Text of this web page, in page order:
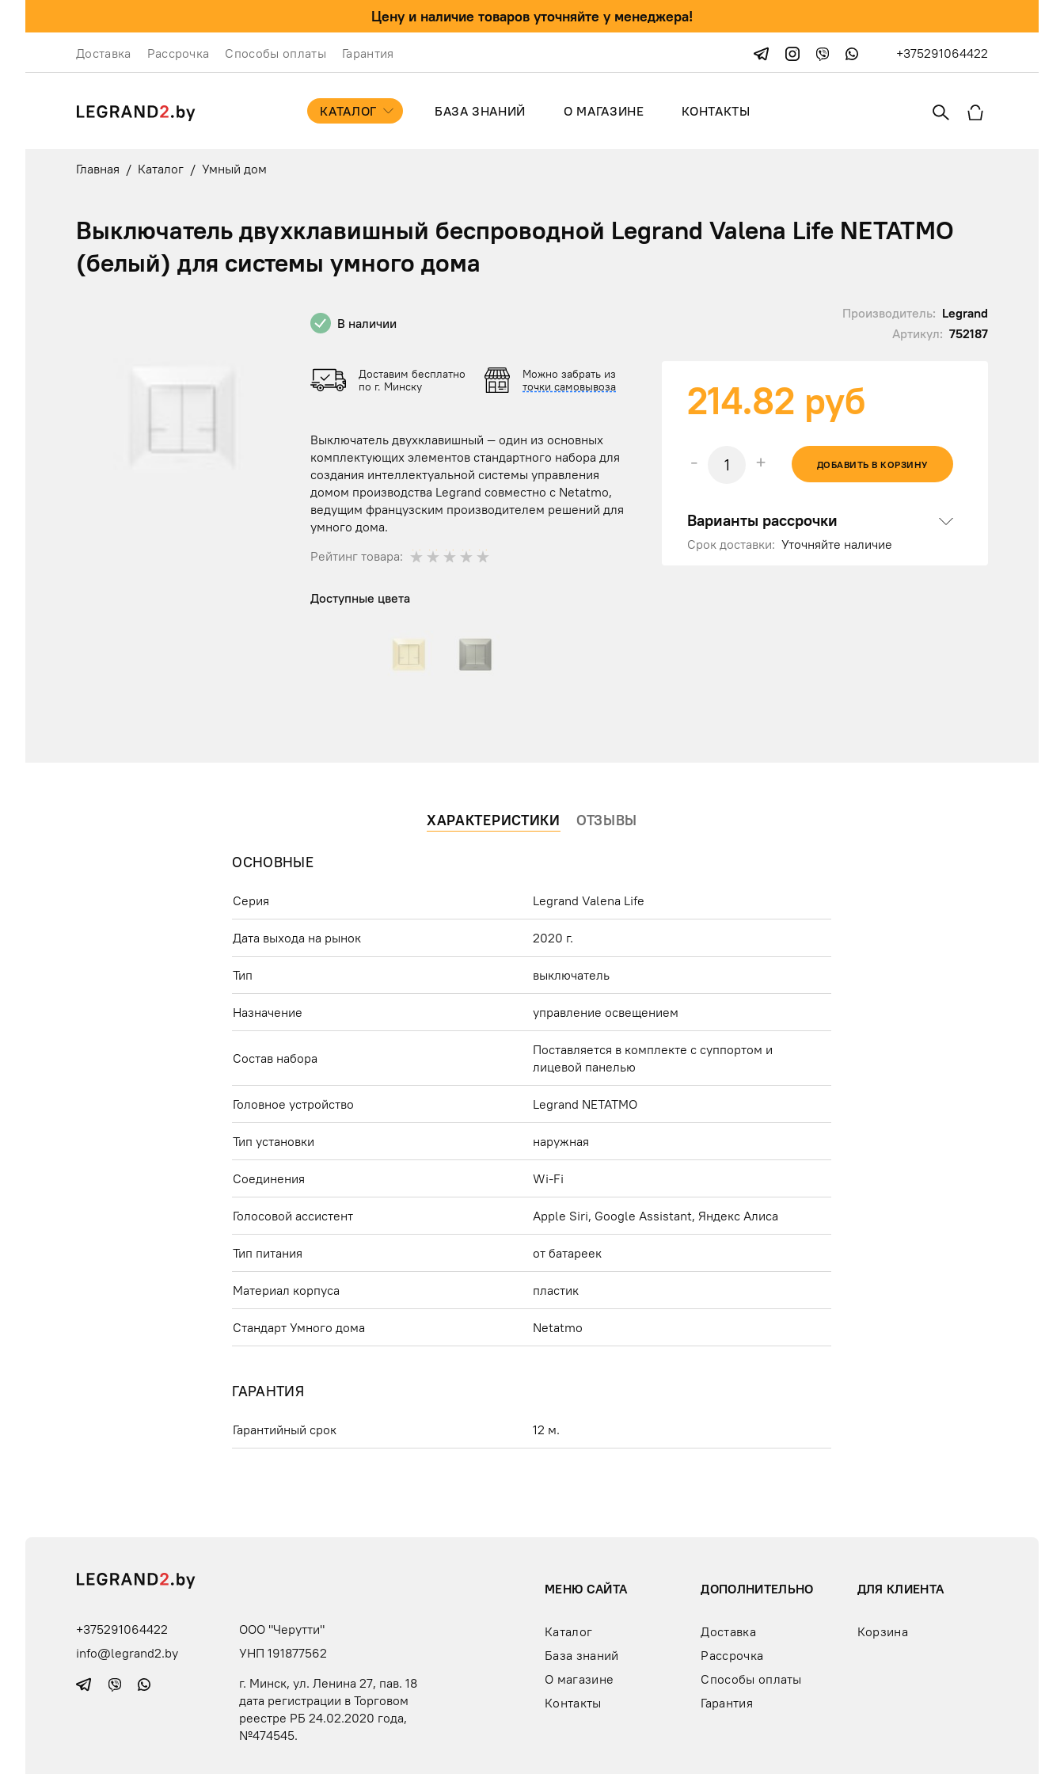
Цену и наличие товаров уточняйте у менеджера!
Доставка Рассрочка Способы оплаты Гарантия +375291064422
КАТАЛОГ БАЗА ЗНАНИЙ О МАГАЗИНЕ КОНТАКТЫ
Главная / Каталог / Умный дом
Выключатель двухклавишный беспроводной Legrand Valena Life NETATMO
(белый) для системы умного дома
В наличии
Производитель: Legrand
Артикул: 752187
Доставим бесплатно
по г. Минску
Можно забрать из
точки самовывоза
Выключатель двухклавишный — один из основных
комплектующих элементов стандартного набора для
создания интеллектуальной системы управления
домом производства Legrand совместно с Netatmo,
ведущим французским производителем решений для
умного дома.
Рейтинг товара:
Доступные цвета
214.82 руб
- + ДОБАВИТЬ В КОРЗИНУ
Варианты рассрочки
Срок доставки: Уточняйте наличие
ХАРАКТЕРИСТИКИ ОТЗЫВЫ
ОСНОВНЫЕ
Серия Legrand Valena Life
Дата выхода на рынок 2020 г.
Тип выключатель
Назначение управление освещением
Состав набора
Поставляется в комплекте с суппортом и
лицевой панелью
Головное устройство Legrand NETATMO
Тип установки наружная
Соединения Wi-Fi
Голосовой ассистент Apple Siri, Google Assistant, Яндекс Алиса
Тип питания от батареек
Материал корпуса пластик
Стандарт Умного дома Netatmo
ГАРАНТИЯ
Гарантийный срок 12 м.
+375291064422
info@legrand2.by
ООО "Черутти"
УНП 191877562
г. Минск, ул. Ленина 27, пав. 18
дата регистрации в Торговом
реестре РБ 24.02.2020 года,
№474545.
МЕНЮ САЙТА
Каталог
База знаний
О магазине
Контакты
ДОПОЛНИТЕЛЬНО
Доставка
Рассрочка
Способы оплаты
Гарантия
ДЛЯ КЛИЕНТА
Корзина